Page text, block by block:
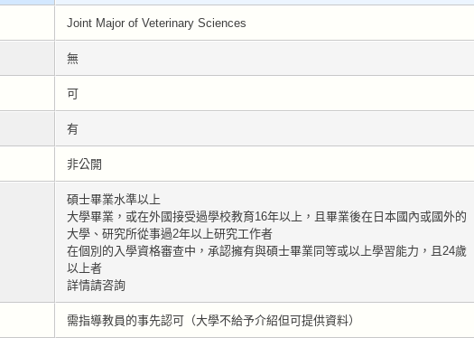
Joint Major of Veterinary Sciences
無
可
有
非公開
碩士畢業水準以上
大學畢業，或在外國接受過學校教育16年以上，且畢業後在日本國內或國外的
大學、研究所從事過2年以上研究工作者
在個別的入學資格審查中，承認擁有與碩士畢業同等或以上學習能力，且24歲
以上者
詳情請咨詢
需指導教員的事先認可（大學不給予介紹但可提供資料）